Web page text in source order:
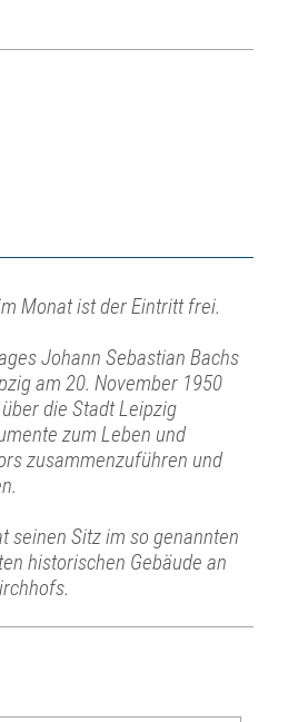
Monat ist der Eintritt frei.
Johann Sebastian Bachs
am 20. November 1950
die Stadt Leipzig
zum Leben und
zusammenzuführen und
seinen Sitz im so genannten
historischen Gebäude an